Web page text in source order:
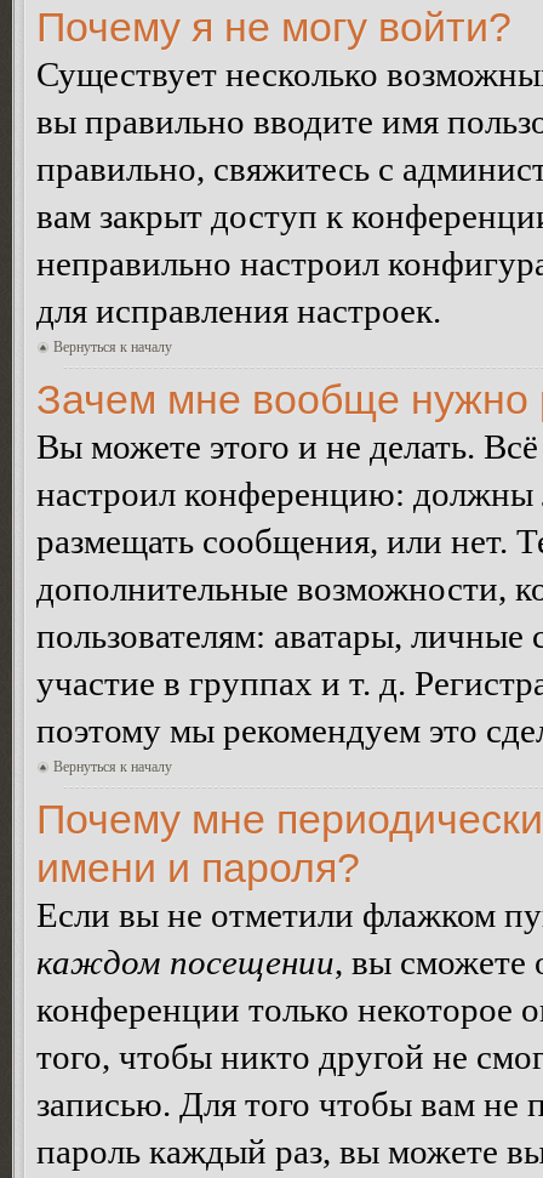
Почему я не могу войти?
Существует несколько
вы правильно вводите имя
правильно, свяжитесь с
вам закрыт доступ к
неправильно настроил
для исправления настроек.
Вернуться к началу
Зачем мне вообще нужно
Вы можете этого и не делать.
настроил конференцию: должны
размещать сообщения, или нет.
дополнительные возможности,
пользователям: аватары,
участие в группах и т. д.
поэтому мы рекомендуем это
Вернуться к началу
Почему мне
имени и пароля?
Если вы не отметили флажком
каждом посещении, вы сможете
конференции только некоторое
того, чтобы никто другой не
записью. Для того чтобы вам не
пароль каждый раз, вы можете